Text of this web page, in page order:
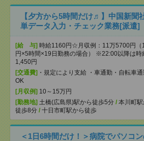
【夕方から5時間だけ♬】中国新聞
単データ入力・チェック業務[派遣]
[給 与] 時給1160円☆月収例：11万5700円（
円×5時間×19日勤務の場合） ※22:00以降は時
1,450円
[交通費] ・規定により支給 ・車通勤・自転車
OK
[月収例] 10～15万円
[勤務地] 土橋(広島県)駅から徒歩5分 / 本川町駅
徒歩8分 / 十日市町駅から徒歩
＜1日6時間だけ！＞病院でパソコ